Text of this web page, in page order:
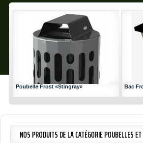
BAC
Poubelle Frost «Stingray» Bac
NOS PRODUITS DE LA CATÉGORIE POUBELLES